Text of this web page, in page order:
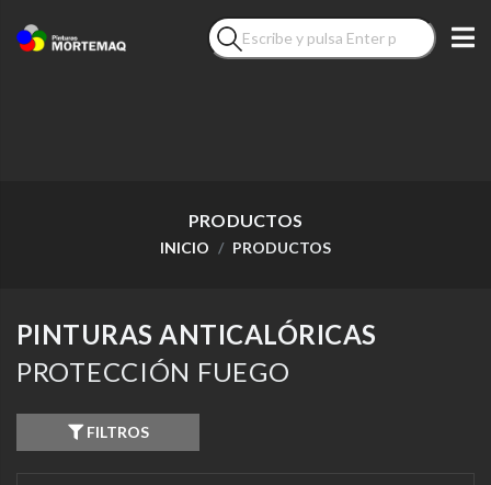
PRODUCTOS
INICIO PRODUCTOS
PINTURAS ANTICALÓRICAS
PROTECCIÓN FUEGO
FILTROS